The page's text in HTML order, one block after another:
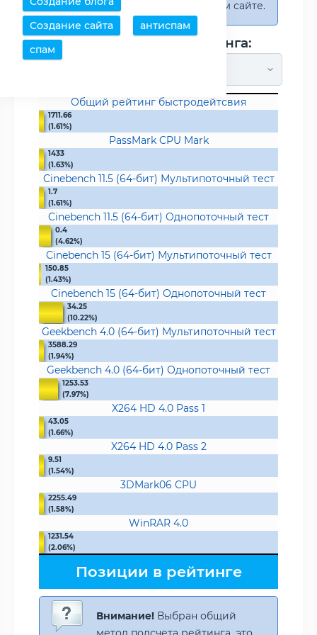
Создание сайта
антиспам
спам
учавствующего на нашем сайте.
Метод подсчета рейтинга:
Общий рейтинг быстродейтсвия
1711.66
(1.61%)
PassMark CPU Mark
1433
(1.63%)
Cinebench 11.5 (64-бит) Мультипоточный тест
1.7
(1.61%)
Cinebench 11.5 (64-бит) Однопоточный тест
0.4
(4.62%)
Cinebench 15 (64-бит) Мультипоточный тест
150.85
(1.43%)
Cinebench 15 (64-бит) Однопоточный тест
34.25
(10.22%)
Geekbench 4.0 (64-бит) Мультипоточный тест
3588.29
(1.94%)
Geekbench 4.0 (64-бит) Однопоточный тест
1253.53
(7.97%)
X264 HD 4.0 Pass 1
43.05
(1.66%)
X264 HD 4.0 Pass 2
9.51
(1.54%)
3DMark06 CPU
2255.49
(1.58%)
WinRAR 4.0
1231.54
(2.06%)
Позиции в рейтинге
Внимание! Выбран общий